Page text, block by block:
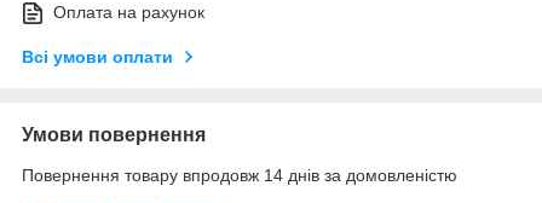
Оплата на рахунок
Всі умови оплати
Умови повернення
Повернення товару впродовж 14 днів за домовленістю